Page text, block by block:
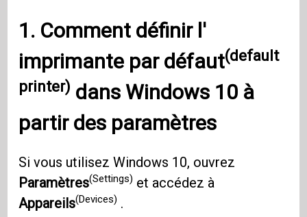
1. Comment définir l'
imprimante par défaut(default
printer) dansWindows 10 à
partir des paramètres
Si vous utilisez Windows 10, ouvrez
Paramètres(Settings) et accédez à
Appareils(Devices) .